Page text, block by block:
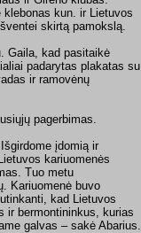
kun. ir Lietuvos
skirtą pamokslą.
Gaila, kad pasitaikė
padarytas plakatas su
ir ramovėnų
pagerbimas.
įdomią ir
kariuomenės
Tuo metu
Kariuomenė buvo
kad Lietuvos
ir bermontininkus, kurias
galvas – sakė Abarius.